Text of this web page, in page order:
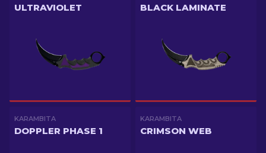
ULTRAVIOLET BLACK LAMINATE
KARAMBITA
DOPPLER PHASE 1
KARAMBITA
CRIMSON WEB